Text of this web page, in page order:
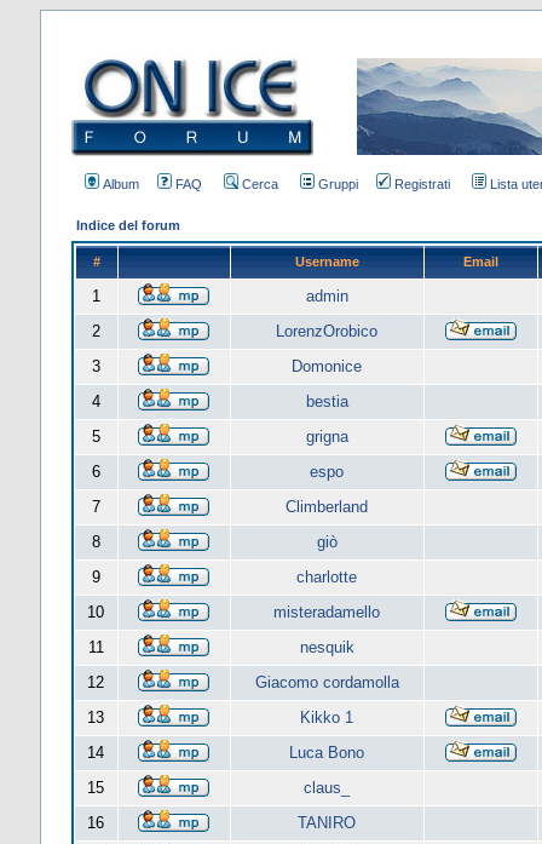
Album FAQ Cerca Gruppi Registrati Lista
Indice del forum
# Username Email
1
admin
2
LorenzOrobico
3
Domonice
4
bestia
5
grigna
6
espo
7
Climberland
8
giò
9
charlotte
10
misteradamello
11
nesquik
12
Giacomo cordamolla
13
Kikko 1
14
Luca Bono
15
claus_
16
TANIRO